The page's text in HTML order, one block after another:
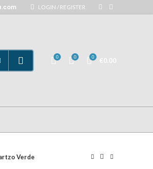
LOGIN / REGISTER
0 0 0 €0.00
Verde